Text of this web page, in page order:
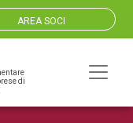
AREA SOCI
di